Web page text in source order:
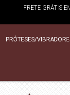
FRETE GRÁTIS
PRÓTESES/